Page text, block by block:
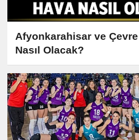
Afyonkarahisar ve
Nasıl Olacak?